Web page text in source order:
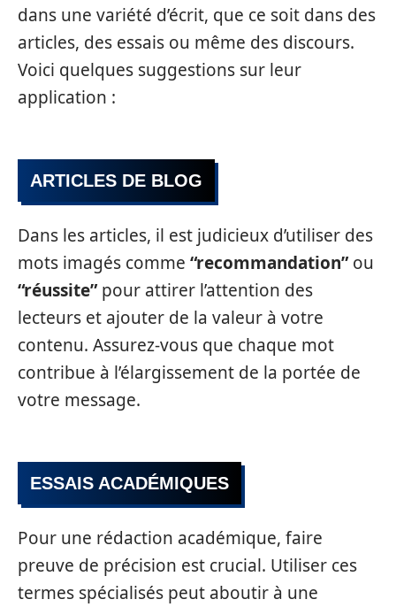
dans une variété d’écrit, que ce soit dans des
articles, des essais ou même des discours.
Voici quelques suggestions sur leur
application :
ARTICLES DE BLOG
Dans les articles, il est judicieux d’utiliser des
mots imagés comme “recommandation”ou
“réussite”pour attirer l’attention des
lecteurs et ajouter de la valeur à votre
contenu. Assurez-vous que chaque mot
contribue à l’élargissement de la portée de
votre message.
ESSAIS ACADÉMIQUES
Pour une rédaction académique, faire
preuve de précision est crucial. Utiliser ces
termes spécialisés peut aboutir à une